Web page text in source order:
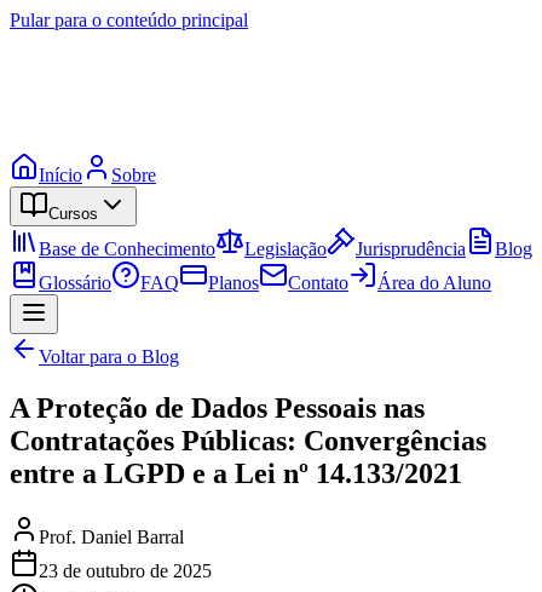
Pular para o conteúdo principal
Início Sobre
Cursos
Base de Conhecimento Legislação Jurisprudência
Blog
Glossário
FAQ Planos Contato Área do Aluno
Voltar para o Blog
A Proteção de Dados Pessoais nas
Contratações Públicas: Convergências
entre a LGPD e a Lei nº 14.133/2021
Prof. Daniel Barral
23 de outubro de 2025